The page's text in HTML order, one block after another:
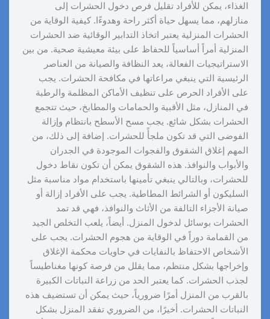
الغذاء، يمكن للأفراد تقليل فرص دخول الحشرات إلى
منازلهم، مما يسهل حياة أكثر راحة وهدوءًا. كيفية الوقاية من
الحشرات المنزلية يعتبر اتخاذ التدابير الوقائية ضد الحشرات
المنزلية أمراً أساسياً للحفاظ على بيئة معيشية صحية. من بين
الاستراتيجيات الفعالة، يعد النظافة والصيانة من العناصر
الرئيسية التي ينبغي مراعاتها في مكافحة الحشرات. يجب
على الأفراد الحرص على تنظيف الأماكن المظلمة والرطبة
في المنازل، مثل الأقبية والحمامات والمطابخ، حيث تتجمع
الحشرات بشكل شائع. يجب مسح الأسطح بانتظام وإزالة
الفوضى التي قد تكون ملجأً للحشرات. إضافة إلى ذلك، من
المهم إغلاق الشقوق والفجوات الموجودة في الجدران
والأبواب والنوافذ. هذه الشقوق يمكن أن تكون نقاط دخول
للحشرات، وبالتالي ينبغي تأمينها باستخدام مواد مناسبة مثل
السليكون أو الشرائط المطاطية. يجب على الأفراد إزالة أو
صيانة الأجزاء التالفة من الأثاث والنوافذ، فهي قد تمد
الحشرات بوسائل لدخول المنزل. أيضاً، يلعب التخلص الجيد
من القمامة دوراً في الوقاية من هجوم الحشرات. يجب على
الأشخاص الاحتفاظ بالنفايات في حاويات محكمة الإغلاق
وإخراجها بشكل منتظم، مما يقلل من فرصة كونها مغناطيساً
لجذب الحشرات. كما يعتبر الحد من زراعة النباتات الكبيرة
بالقرب من المنزل أمرًا ضرورياً، حيث يمكن أن تستضيف هذه
النباتات الحشرات. أخيرًا، من الضروري تفقد المنزل بشكل